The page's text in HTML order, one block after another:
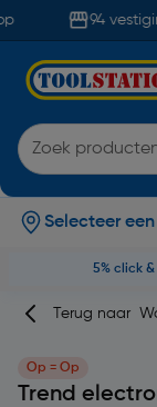
94
Selecteer
5% click
Terug naar
Op = Op
Trend